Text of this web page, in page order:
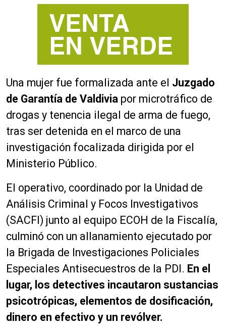
Una mujer fue formalizada ante el Juzgado
de Garantía de Valdivia por microtráfico de
drogas y tenencia ilegal de arma de fuego,
tras ser detenida en el marco de una
investigación focalizada dirigida por el
Ministerio Público.
El operativo, coordinado por la Unidad de
Análisis Criminal y Focos Investigativos
(SACFI) junto al equipo ECOH de la Fiscalía,
culminó con un allanamiento ejecutado por
la Brigada de Investigaciones Policiales
Especiales Antisecuestros de la PDI. En el
lugar, los detectives incautaron sustancias
psicotrópicas, elementos de dosificación,
dinero en efectivo y un revólver.